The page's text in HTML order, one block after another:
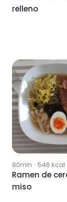
relleno
80min · 546 kcal
Ramen de
miso